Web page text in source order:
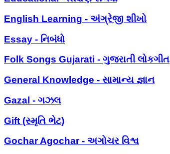
English Learning - અંગ્રેજી શીખો
Essay - નિબંધો
Folk Songs Gujarati - ગુજરાતી લોકગીત
General Knowledge - સામાન્ય જ્ઞાન
Gazal - ગઝલ
Gift (સ્મૃતિ ભેટ)
Gochar Agochar - અગોચર વિશ્વ